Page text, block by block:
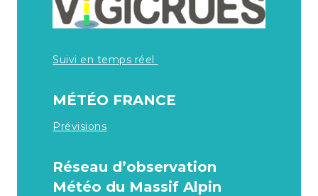
Suivi en temps réel
MÉTÉO FRANCE
Prévisions
Réseau d’observation
Météo du Massif Alpin